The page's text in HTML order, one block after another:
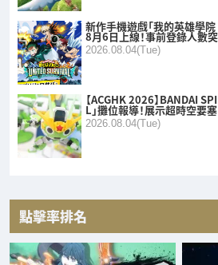
新作手機遊戲「我的英雄學
8月6日上線！事前登錄人數
2026.08.04(Tue)
【ACGHK 2026】BANDAI
L」攤位報導！展示超時空要
2026.08.04(Tue)
點擊率排名